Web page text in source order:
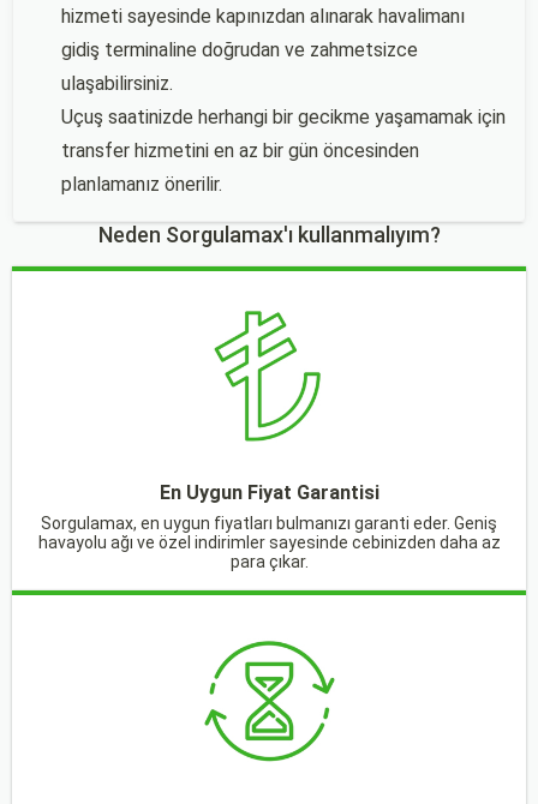
hizmeti sayesinde kapınızdan alınarak havalimanı
gidiş terminaline doğrudan ve zahmetsizce
ulaşabilirsiniz.
Uçuş saatinizde herhangi bir gecikme yaşamamak için
transfer hizmetini en az bir gün öncesinden
planlamanız önerilir.
Neden Sorgulamax'ı kullanmalıyım?
En Uygun Fiyat Garantisi
Sorgulamax, en uygun fiyatları bulmanızı garanti eder. Geniş
havayolu ağı ve özel indirimler sayesinde cebinizden daha az
para çıkar.